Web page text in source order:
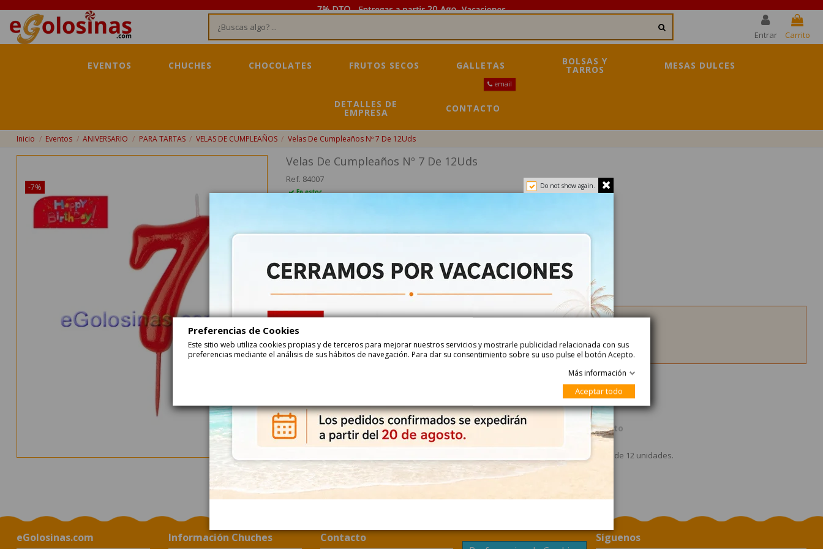
Entrar Carrito
EVENTOS CHUCHES CHOCOLATES FRUTOS SECOS GALLETAS BOLSAS Y
TARROS MESAS DULCES
DETALLES DE
EMPRESA CONTACTO
email
Inicio Eventos ANIVERSARIO PARA TARTAS VELAS DE CUMPLEAÑOS Velas De Cumpleaños Nº 7 De 12Uds
-7%
Velas De Cumpleaños Nº 7 De 12Uds
Ref. 84007
En estoc
Añadir
Haga su pedido ahora y recíbalo...
entre
entre25-08-2026 y26-08-2026 conCorreos Express Baleares
Descripción Detalle del Producto
VELAS DE CUMPLEAÑOS Nº 7 son velas de cera roja con el número 7. Se venden en cajas de 12 unidades.
eGolosinas.com Información Chuches
Contacto
Síguenos
Do not show again.
Preferencias de Cookies
Este sitio web utiliza cookies propias y de terceros para mejorar nuestros servicios y mostrarle publicidad relacionada con sus
preferencias mediante el análisis de sus hábitos de navegación. Para dar su consentimiento sobre su uso pulse el botón Acepto.
Más información
Aceptar todo